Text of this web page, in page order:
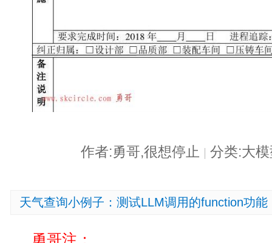
作者:勇哥,很想停止 分类:大
天气查询小例子：测试LLM调用的function功能
勇哥注：